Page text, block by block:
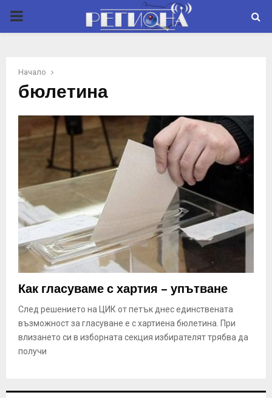
P
M
Y
M
N
U
Начало
бюлетина
Как гласуваме с хартия – упътване
След решението на ЦИК от петък днес единствената
възможност за гласуване е с хартиена бюлетина. При
влизането си в изборната секция избирателят трябва да
получи